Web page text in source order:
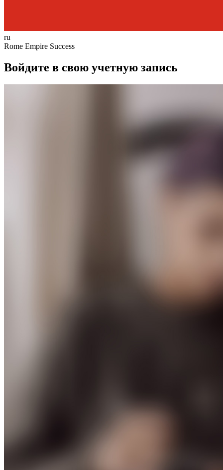
ru
Rome Empire Success
Войдите в свою учетную запись